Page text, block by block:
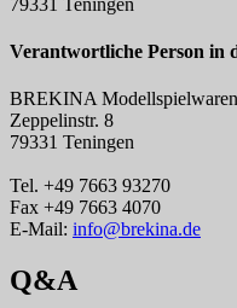
79331 Teningen
Verantwortliche Person in
BREKINA
Zeppelinstr. 8
79331 Teningen
Tel. +49 7663 93270
Fax +49 7663 4070
E-Mail: info@brekina.de
Q&A